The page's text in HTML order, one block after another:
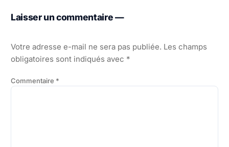
Laisser un commentaire —
Votre adresse e-mail ne sera pas publiée. Les champs
obligatoires sont indiqués avec *
Commentaire *